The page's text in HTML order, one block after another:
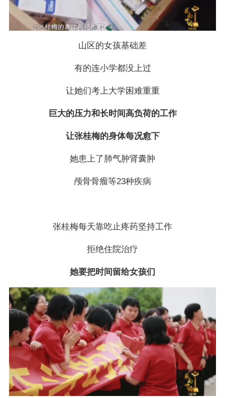
山区的女孩基础差
有的连小学都没上过
让她们考上大学困难重重
巨大的压力和长时间高负荷的工作
让张桂梅的身体每况愈下
她患上了肺气肿肾囊肿
颅骨骨瘤等23种疾病
张桂梅每天靠吃止疼药坚持工作
拒绝住院治疗
她要把时间留给女孩们